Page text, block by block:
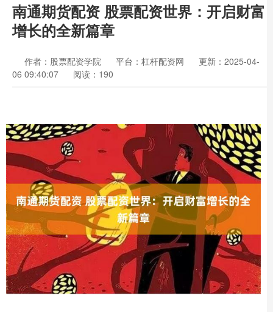
南通期货配资 股票配资世界：开启财富
增长的全新篇章
作者：股票配资学院 平台：杠杆配资网
更新：2025-04-
06 09:40:07
阅读：190